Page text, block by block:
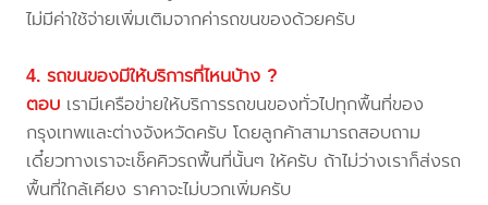
ไม่มีค่าใช้จ่ายเพิ่มเติมจากค่ารถขนของด้วยครับ
4. รถขนของมีให้บริการที่ไหนบ้าง ?
ตอบ เรามีเครือข่ายให้บริการรถขนของทั่วไปทุกพื้นที่ของ
กรุงเทพและต่างจังหวัดครับ โดยลูกค้าสามารถสอบถาม
เดี๋ยวทางเราจะเช็คคิวรถพื้นที่นั้นๆ ให้ครับ ถ้าไม่ว่างเราก็ส่งรถ
พื้นที่ใกล้เคียง ราคาจะไม่บวกเพิ่มครับ